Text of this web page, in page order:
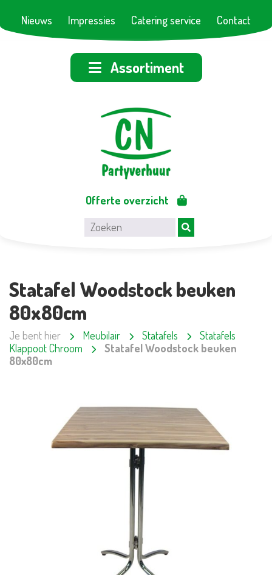
Nieuws Impressies Catering service Contact
Assortiment
Offerte overzicht
Statafel Woodstock beuken
80x80cm
Je bent hier Meubilair Statafels
Statafels
Klappoot Chroom
Statafel Woodstock beuken
80x80cm